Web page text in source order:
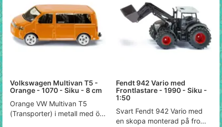
Volkswagen Multivan T5 -
Orange - 1070 - Siku - 8 cm
Orange VW Multivan T5
(Transporter) i metall med ö...
Fendt 942 Vario med
Frontlastare - 1990 - Siku -
1:50
Svart Fendt 942 Vario med
en skopa monterad på fro...